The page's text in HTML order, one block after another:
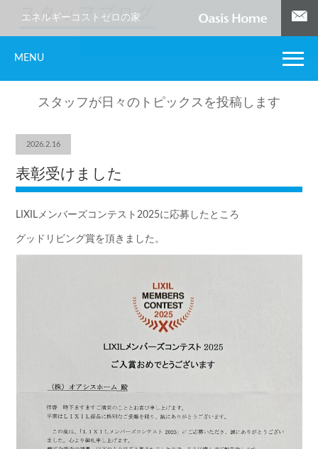
エネルギーコストゼロの家
MENU
スタッフブログ
スタッフが日々のトピックスを投稿します
2026.2.16
表彰受けました
LIXILメンバーズコンテスト2025に応募したところ
グッドリビング賞を頂きました。